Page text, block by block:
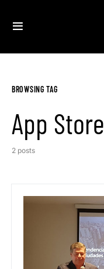
BROWSING TAG
App Store
2 posts